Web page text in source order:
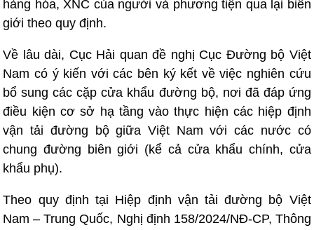
hàng hóa, XNC của người và phương tiện qua lại biên
giới theo quy định.
Về lâu dài, Cục Hải quan đề nghị Cục Đường bộ Việt
Nam có ý kiến với các bên ký kết về việc nghiên cứu
bổ sung các cặp cửa khẩu đường bộ, nơi đã đáp ứng
điều kiện cơ sở hạ tầng vào thực hiện các hiệp định
vận tải đường bộ giữa Việt Nam với các nước có
chung đường biên giới (kể cả cửa khẩu chính, cửa
khẩu phụ).
Theo quy định tại Hiệp định vận tải đường bộ Việt
Nam – Trung Quốc, Nghị định 158/2024/NĐ-CP, Thông